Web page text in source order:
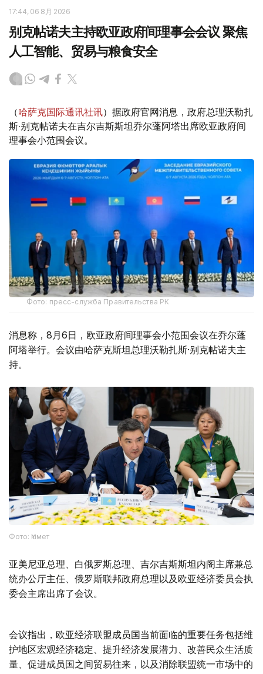
17:44, 06 8月 2026
别克帖诺夫主持欧亚政府间理事会会议 聚焦
人工智能、贸易与粮食安全
（哈萨克国际通讯社讯）据政府官网消息，政府总理沃勒扎
斯·别克帖诺夫在吉尔吉斯斯坦乔尔蓬阿塔出席欧亚政府间
理事会小范围会议。
Фото: пресс-служба Правительства РК
消息称，8月6日，欧亚政府间理事会小范围会议在乔尔蓬
阿塔举行。会议由哈萨克斯坦总理沃勒扎斯·别克帖诺夫主
持。
Фото: Үкімет
亚美尼亚总理、白俄罗斯总理、吉尔吉斯斯坦内阁主席兼总
统办公厅主任、俄罗斯联邦政府总理以及欧亚经济委员会执
委会主席出席了会议。
会议指出，欧亚经济联盟成员国当前面临的重要任务包括维
护地区宏观经济稳定、提升经济发展潜力、改善民众生活质
量、促进成员国之间贸易往来，以及消除联盟统一市场中的